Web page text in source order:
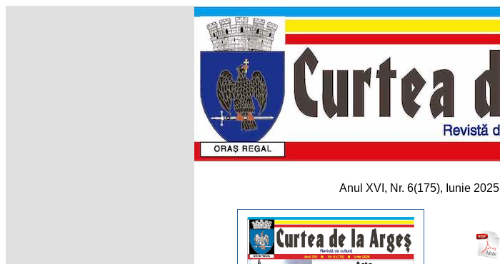
Anul XVI, Nr. 6(175), Iunie 2025